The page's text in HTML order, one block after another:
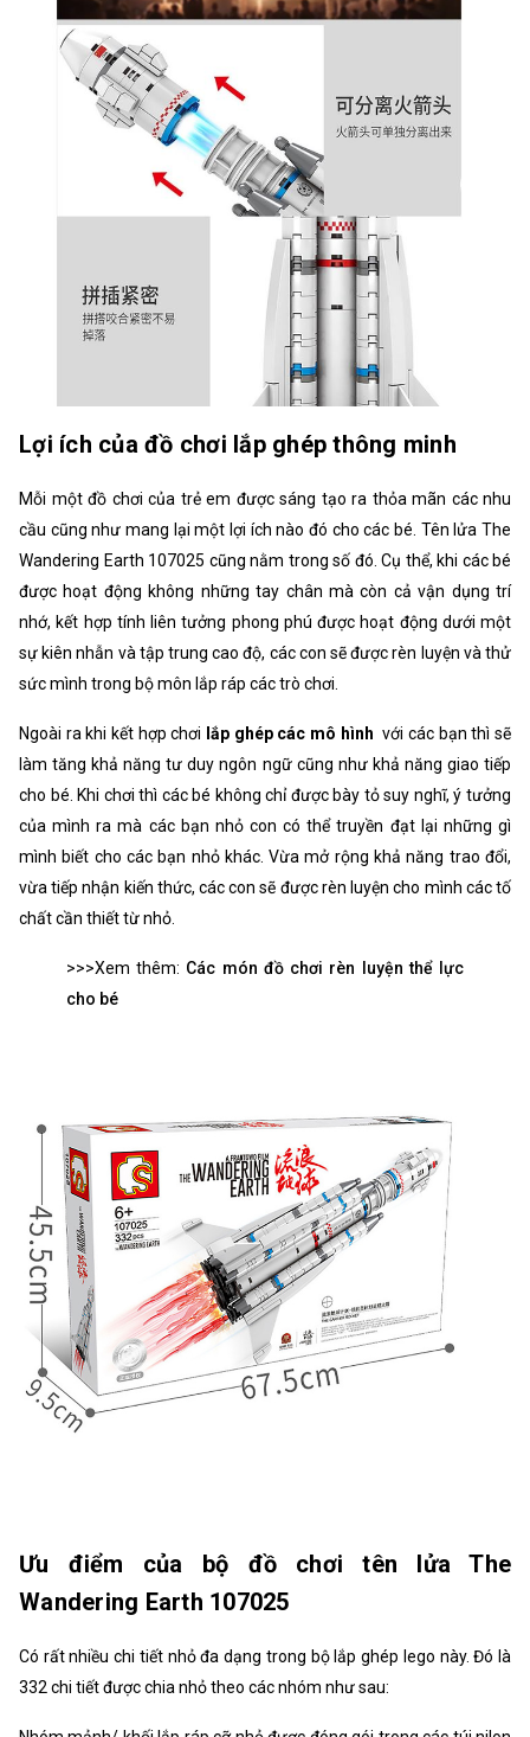
Lợi ích của đồ chơi lắp ghép thông minh
Mỗi một đồ chơi của trẻ em được sáng tạo ra thỏa mãn các nhu
cầu cũng như mang lại một lợi ích nào đó cho các bé. Tên lửa The
Wandering Earth 107025 cũng nằm trong số đó. Cụ thể, khi các bé
được hoạt động không những tay chân mà còn cả vận dụng trí
nhớ, kết hợp tính liên tưởng phong phú được hoạt động dưới một
sự kiên nhẫn và tập trung cao độ, các con sẽ được rèn luyện và thử
sức mình trong bộ môn lắp ráp các trò chơi.
Ngoài ra khi kết hợp chơi lắp ghép các mô hình với các bạn thì sẽ
làm tăng khả năng tư duy ngôn ngữ cũng như khả năng giao tiếp
cho bé. Khi chơi thì các bé không chỉ được bày tỏ suy nghĩ, ý tưởng
của mình ra mà các bạn nhỏ con có thể truyền đạt lại những gì
mình biết cho các bạn nhỏ khác. Vừa mở rộng khả năng trao đổi,
vừa tiếp nhận kiến thức, các con sẽ được rèn luyện cho mình các tố
chất cần thiết từ nhỏ.
>>>Xem thêm: Các món đồ chơi rèn luyện thể lực
cho bé
Ưu điểm của bộ đồ chơi tên lửa The
Wandering Earth 107025
Có rất nhiều chi tiết nhỏ đa dạng trong bộ lắp ghép lego này. Đó là
332 chi tiết được chia nhỏ theo các nhóm như sau: